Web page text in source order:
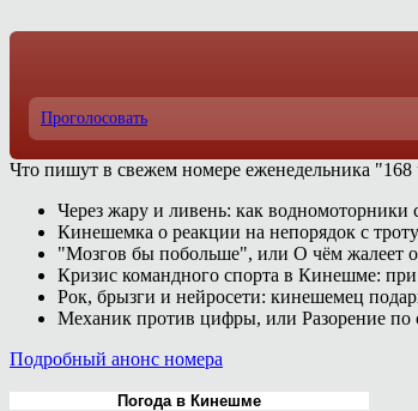
Проголосовать
Что пишут в свежем номере еженедельника "168
Через жару и ливень: как
Кинешемка о реакции на непорядок с
"Мозгов бы побольше", или О чём жалеет
Кризис командного спорта в Кинешме:
Рок, брызги и нейросети: кинешемец
Механик против цифры, или Разорение по
Подробный анонс номера
Погода в Кинешме